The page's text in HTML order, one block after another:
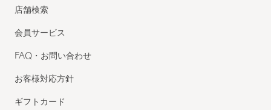
店舗検索
会員サービス
FAQ・お問い合わせ
お客様対応方針
ギフトカード